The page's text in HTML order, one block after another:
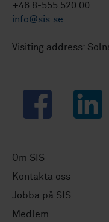
+46 8-555 520 00
info@sis.se
Visiting address:
Facebook LinkedIn
Om SIS
Kontakta oss
Jobba på SIS
Medlem